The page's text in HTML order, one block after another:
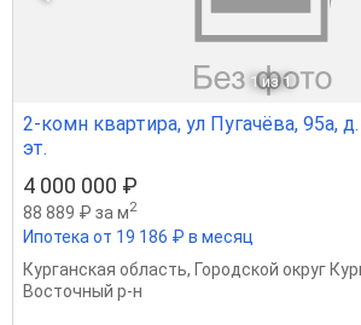
1 из 1
2-комн квартира, ул Пугачёва, 95а,
эт.
4 000 000 ₽
88 889 ₽ за м2
Ипотека от 19 186 ₽ в месяц
Курганская область, Городской округ
Восточный р-н